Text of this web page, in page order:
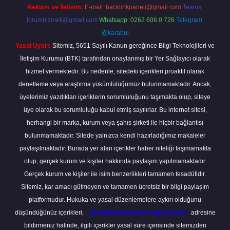
Reklam ve İletişim: E-mail: backlinkpaneli@gmail.com Teams:
forumhizmeti@gmail.com Whatsapp: 0262 606 0 726 Telegram:
@karabul
Yasal Uyarı: Sitemiz, 5651 Sayılı Kanun gereğince Bilgi Teknolojileri ve
İletişim Kurumu (BTK) tarafından onaylanmış bir Yer Sağlayıcı olarak
hizmet vermektedir. Bu nedenle, sitedeki içerikleri proaktif olarak
denetleme veya araştırma yükümlülüğümüz bulunmamaktadır. Ancak,
üyelerimiz yazdıkları içeriklerin sorumluluğunu taşımakta olup, siteye
üye olarak bu sorumluluğu kabul etmiş sayılırlar. Bu internet sitesi,
herhangi bir marka, kurum veya şahıs şirketi ile hiçbir bağlantısı
bulunmamaktadır. Sitede yalnızca kendi hazırladığımız makaleler
paylaşılmaktadır. Burada yer alan içerikler haber niteliği taşımamakta
olup, gerçek kurum ve kişiler hakkında paylaşım yapılmamaktadır.
Gerçek kurum ve kişiler ile isim benzerlikleri tamamen tesadüfidir.
Sitemiz, kar amacı gütmeyen ve tamamen ücretsiz bir bilgi paylaşım
platformudur. Hukuka ve yasal düzenlemelere aykırı olduğunu
düşündüğünüz içerikleri,
backlinkpanelicomtr@gmail.com
adresine
bildirmeniz halinde, ilgili içerikler yasal süre içerisinde sitemizden